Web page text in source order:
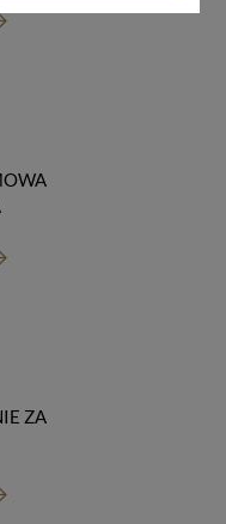
RODO).
dane na
z naszymi
poza teren
posiadania
do usunięcia
podstaw do tego,
zażądać,
abyśmy
osobowych
Twoim zdaniem
ZA